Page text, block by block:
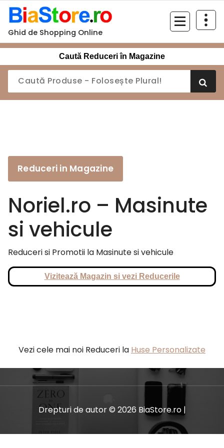
Sari
conținut
Ghid de Shopping Online
Caută Reduceri în Magazine
Reduceri in Magazine
Noriel.ro – Masinute
si vehicule
Reduceri si Promotii la Masinute si vehicule
Vizitează Magazin si vezi Reducerile
Vezi cele mai noi Reduceri la Huse Personalizate
Drepturi de autor © 2026 BiaStore.ro |